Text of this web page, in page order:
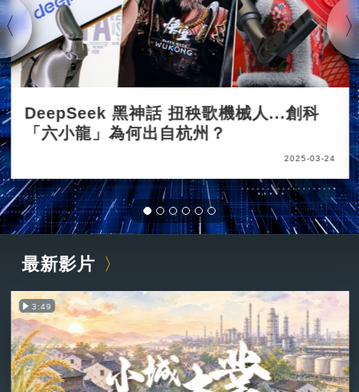
DeepSeek 黑神話 扭秧歌機械人...創科
「六小龍」為何出自杭州？
2025-03-24
最新影片
3:49